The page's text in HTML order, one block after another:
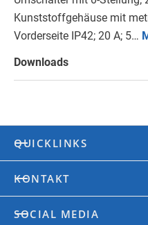
Kunststoffgehäuse mit
Vorderseite IP42; 20 A; 5…
Downloads
QUICKLINKS
KONTAKT
SOCIAL MEDIA